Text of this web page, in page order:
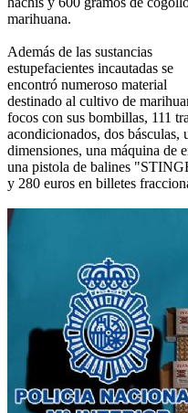
marihuana.
Además de las sustancias
estupefacientes incautadas se
encontró numeroso material
destinado al cultivo de
focos con sus bombillas, 111
acondicionados, dos básculas,
dimensiones, una máquina de
una pistola de balines
y 280 euros en billetes